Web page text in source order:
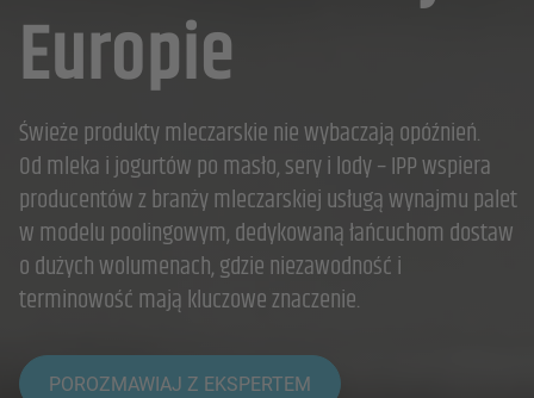
Europie
Świeże produkty mleczarskie nie wybaczają opóźnień.
Od mleka i jogurtów po masło, sery i lody – IPP wspiera
producentów z branży mleczarskiej usługą wynajmu palet
w modelu poolingowym, dedykowaną łańcuchom dostaw
o dużych wolumenach, gdzie niezawodność i
terminowość mają kluczowe znaczenie.
POROZMAWIAJ Z EKSPERTEM